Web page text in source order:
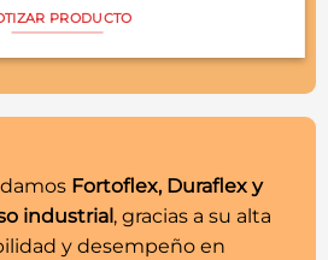
Fortoflex, Duraflex y
industrial, gracias a su alta
y desempeño en
PRODUCTO